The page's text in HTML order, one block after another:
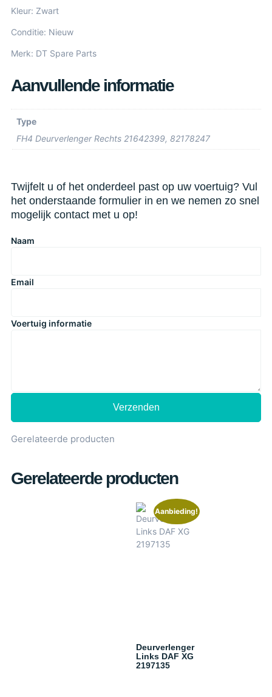
Kleur: Zwart
Conditie: Nieuw
Merk: DT Spare Parts
Aanvullende informatie
Type
FH4 Deurverlenger Rechts 21642399, 82178247
Twijfelt u of het onderdeel past op uw voertuig? Vul
het onderstaande formulier in en we nemen zo snel
mogelijk contact met u op!
Naam
Email
Voertuig informatie
Verzenden
Gerelateerde producten
Gerelateerde producten
Aanbieding!
Deurverlenger
Links DAF XG
2197135